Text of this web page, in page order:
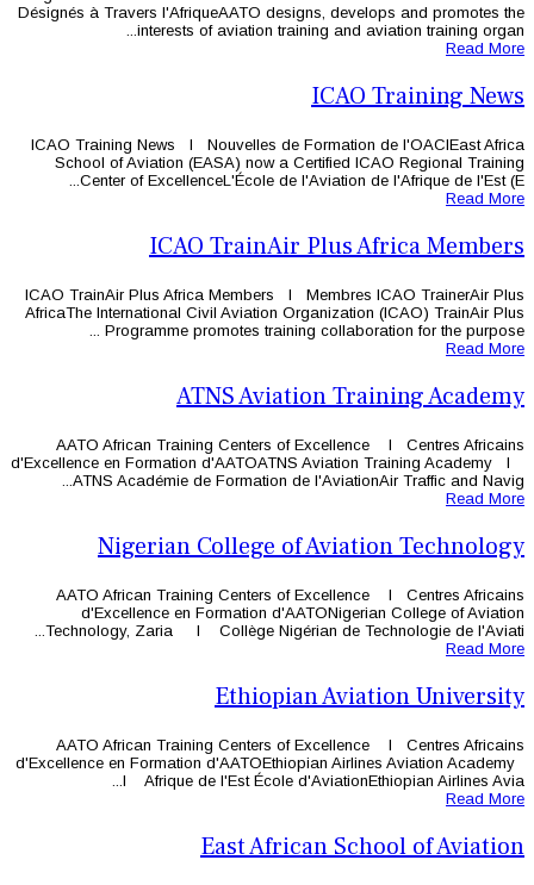
Désignés à Travers l'AfriqueAATO
interests of aviation
ICAO Training News l Nouvelles
School of Aviation (EASA) now
Center of ExcellenceL'École
ICAO
ICAO TrainAir Plus Africa Members
AfricaThe International Civil Aviation
Programme promotes
ATNS
AATO African Training Centers
d'Excellence en Formation
ATNS Académie de Formation
Nigerian College
AATO African Training Centers
d'Excellence en Formation
Technology, Zaria l Collège
AATO African Training Centers
d'Excellence en Formation
l Afrique de l'Est École
East